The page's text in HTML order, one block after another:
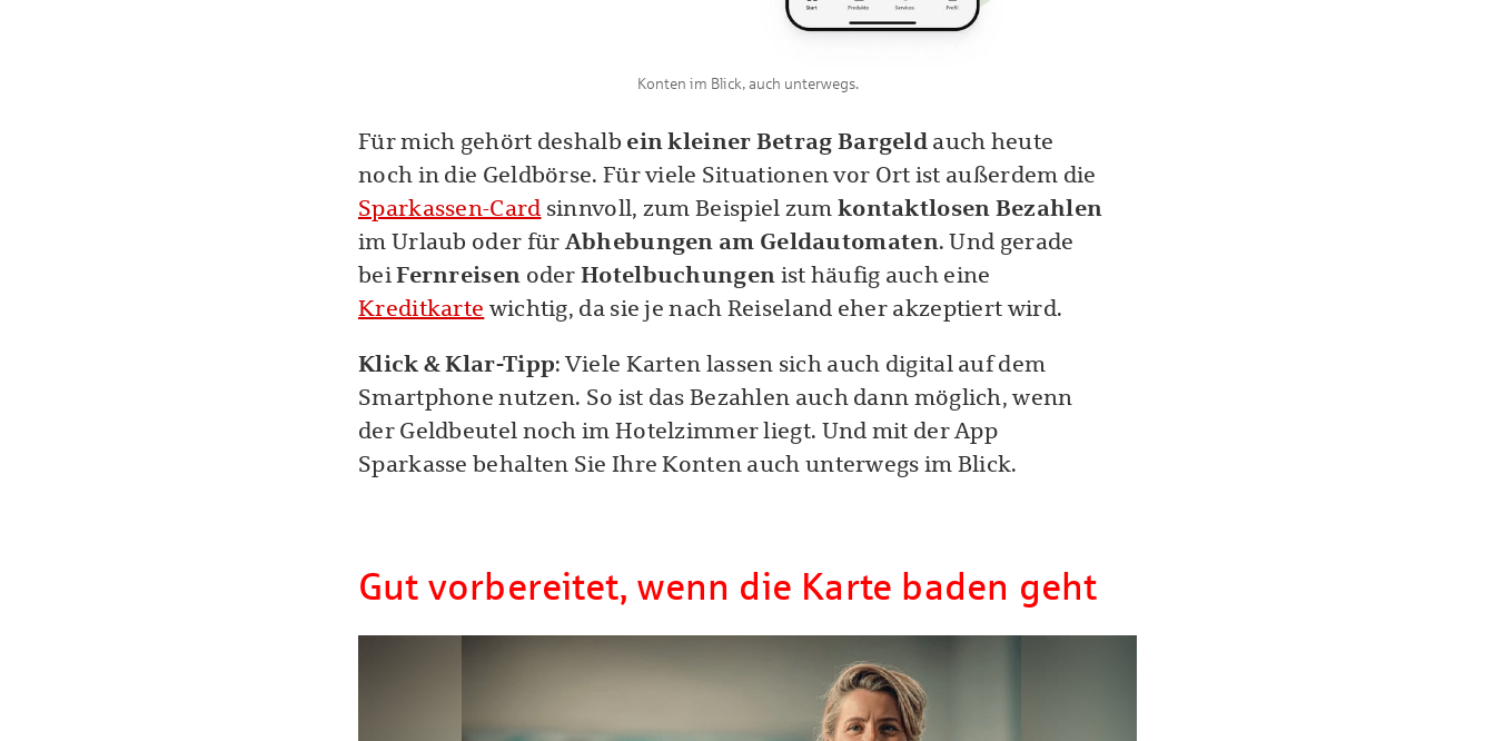
Konten im Blick, auch unterwegs.
Für mich gehört deshalb ein kleiner Betrag Bargeld auch heute
noch in die Geldbörse. Für viele Situationen vor Ort ist außerdem die
Sparkassen-Card sinnvoll, zum Beispiel zum kontaktlosen Bezahlen
im Urlaub oder für Abhebungen am Geldautomaten. Und gerade
beiFernreisen oderHotelbuchungen ist häufig auch eine
Kreditkarte wichtig, da sie je nach Reiseland eher akzeptiert wird.
Klick & Klar-Tipp: Viele Karten lassen sich auch digital auf dem
Smartphone nutzen. So ist das Bezahlen auch dann möglich, wenn
der Geldbeutel noch im Hotelzimmer liegt. Und mit der App
Sparkasse behalten Sie Ihre Konten auch unterwegs im Blick.
Gut vorbereitet, wenn die Karte baden geht